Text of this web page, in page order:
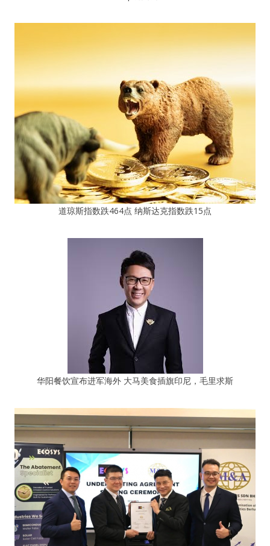
道琼斯指数跌464点 纳斯达克指数跌15点
华阳餐饮宣布进军海外 大马美食插旗印尼，毛里求斯